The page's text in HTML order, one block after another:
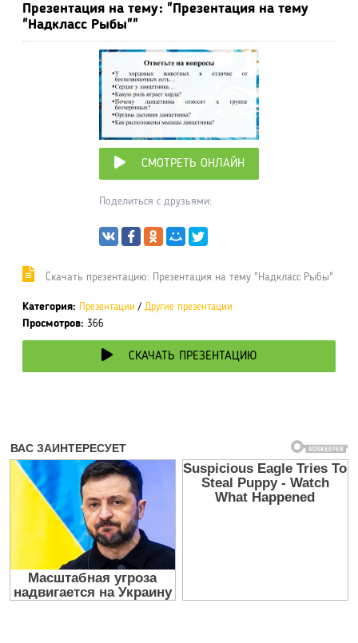
Презентация на тему: "Презентация на тему
"Надкласс Рыбы""
СМОТРЕТЬ ОНЛАЙН
Поделиться с друзьями:
Cкачать презентацию: Презентация на тему "Надкласс Рыбы"
Категория: Презентации / Другие презентации
Просмотров: 366
СКАЧАТЬ ПРЕЗЕНТАЦИЮ